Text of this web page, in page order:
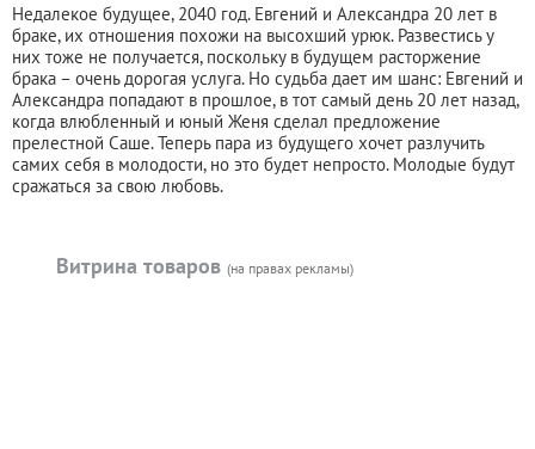
Недалекое будущее, 2040 год. Евгений и Александра 20 лет в
браке, их отношения похожи на высохший урюк. Развестись у
них тоже не получается, поскольку в будущем расторжение
брака – очень дорогая услуга. Но судьба дает им шанс: Евгений и
Александра попадают в прошлое, в тот самый день 20 лет назад,
когда влюбленный и юный Женя сделал предложение
прелестной Саше. Теперь пара из будущего хочет разлучить
самих себя в молодости, но это будет непросто. Молодые будут
сражаться за свою любовь.
Витрина товаров (на правах рекламы)